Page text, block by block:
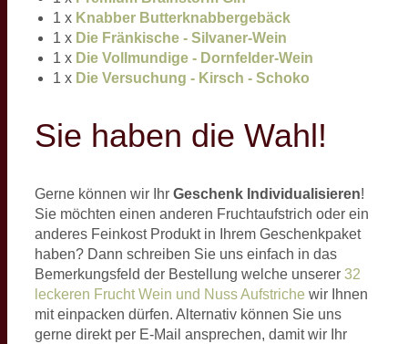
1 x Knabber Butterknabbergebäck
1 x Die Fränkische - Silvaner-Wein
1 x Die Vollmundige - Dornfelder-Wein
1 x Die Versuchung - Kirsch - Schoko
Sie haben die Wahl!
Gerne können wir Ihr Geschenk Individualisieren!
Sie möchten einen anderen Fruchtaufstrich oder ein
anderes Feinkost Produkt in Ihrem Geschenkpaket
haben? Dann schreiben Sie uns einfach in das
Bemerkungsfeld der Bestellung welche unserer 32
leckeren Frucht Wein und Nuss Aufstriche wir Ihnen
mit einpacken dürfen. Alternativ können Sie uns
gerne direkt per E-Mail ansprechen, damit wir Ihr